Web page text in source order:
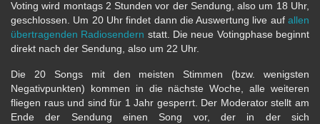
Voting wird montags 2 Stunden vor der Sendung, also um 18 Uhr,
geschlossen. Um 20 Uhr findet dann die Auswertung live auf allen
übertragenden Radiosendern statt. Die neue Votingphase beginnt
direkt nach der Sendung, also um 22 Uhr.
Die 20 Songs mit den meisten Stimmen (bzw. wenigsten
Negativpunkten) kommen in die nächste Woche, alle weiteren
fliegen raus und sind für 1 Jahr gesperrt. Der Moderator stellt am
Ende der Sendung einen Song vor, der in der sich